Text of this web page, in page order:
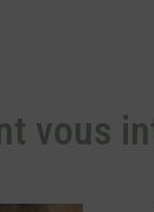
vous